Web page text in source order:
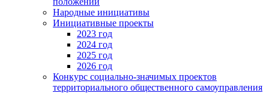
Народные инициативы
Инициативные проекты
2023 год
2024 год
2025 год
2026 год
Конкурс социально-значимых проектов
территориального общественного самоуправления